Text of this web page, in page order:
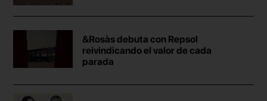
&Rosàs debuta con Repsol
reivindicando el valor de cada
parada